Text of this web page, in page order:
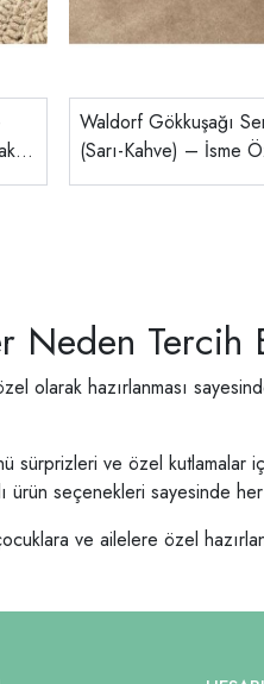
|
Waldorf Gökkuşağı
(Sarı-Kahve) – İsme
Neden Tercih
olarak hazırlanması
ve özel kutlamalar
ürün seçenekleri sayesinde
ve ailelere özel